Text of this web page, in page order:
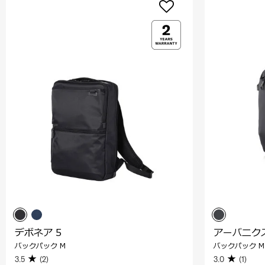
デボネア 5
バックパック M
3.5 (2)
アーバニク
バックパック M
3.0 (1)